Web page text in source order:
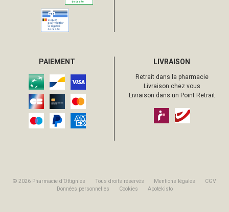
PAIEMENT LIVRAISON
Retrait dans la pharmacie
Livraison chez vous
Livraison dans un Point Retrait
© 2026 Pharmacie d’Ottignies Tous droits réservés Mentions légales
CGV
Données personnelles
Cookies Apotekisto